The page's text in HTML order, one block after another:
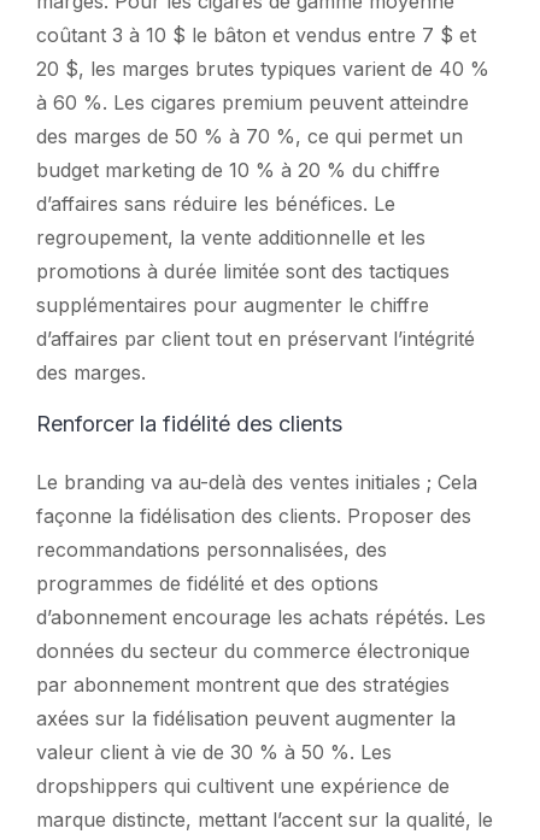
coûtant 3 à 10 $ le bâton et vendus entre 7 $ et
20 $, les marges brutes typiques varient de 40 %
à 60 %. Les cigares premium peuvent atteindre
des marges de 50 % à 70 %, ce qui permet un
budget marketing de 10 % à 20 % du chiffre
d’affaires sans réduire les bénéfices. Le
regroupement, la vente additionnelle et les
promotions à durée limitée sont des tactiques
supplémentaires pour augmenter le chiffre
d’affaires par client tout en préservant l’intégrité
des marges.
Renforcer la fidélité des clients
Le branding va au-delà des ventes initiales ; Cela
façonne la fidélisation des clients. Proposer des
recommandations personnalisées, des
programmes de fidélité et des options
d’abonnement encourage les achats répétés. Les
données du secteur du commerce électronique
par abonnement montrent que des stratégies
axées sur la fidélisation peuvent augmenter la
valeur client à vie de 30 % à 50 %. Les
dropshippers qui cultivent une expérience de
marque distincte, mettant l’accent sur la qualité, le